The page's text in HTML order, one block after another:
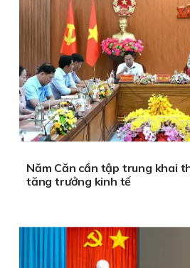
Năm Căn cần tập trung khai
tăng trưởng kinh tế